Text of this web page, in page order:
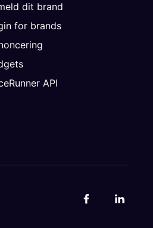
dit brand
for brands
API